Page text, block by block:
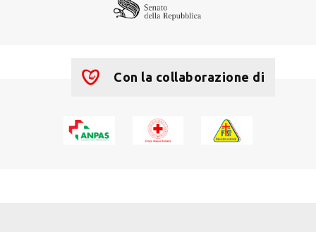
Con la collaborazione di